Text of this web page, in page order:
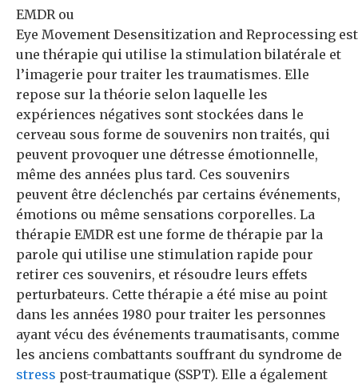
EMDR ou
Eye Movement Desensitization and Reprocessing est
une thérapie qui utilise la stimulation bilatérale et
l’imagerie pour traiter les traumatismes. Elle
repose sur la théorie selon laquelle les
expériences négatives sont stockées dans le
cerveau sous forme de souvenirs non traités, qui
peuvent provoquer une détresse émotionnelle,
même des années plus tard. Ces souvenirs
peuvent être déclenchés par certains événements,
émotions ou même sensations corporelles. La
thérapie EMDR est une forme de thérapie par la
parole qui utilise une stimulation rapide pour
retirer ces souvenirs, et résoudre leurs effets
perturbateurs. Cette thérapie a été mise au point
dans les années 1980 pour traiter les personnes
ayant vécu des événements traumatisants, comme
les anciens combattants souffrant du syndrome de
stress post-traumatique (SSPT). Elle a également